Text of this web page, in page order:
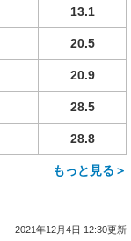
13.1
20.5
20.9
28.5
28.8
もっと見る＞
2021年12月4日 12:30更新